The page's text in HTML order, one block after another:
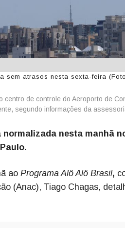
sem atrasos nesta sexta-feira
centro de controle do Aeroporto de
segundo informações da
nesta manhã
ao Programa Alô Alô Brasil,
(Anac), Tiago Chagas,